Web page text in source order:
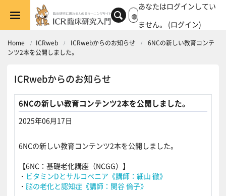
メインコンテンツへスキップする
あなたはログインしてい
ません。 (ログイン)
Home ICRweb ICRwebからのお知らせ
6NCの新しい教育コンテ
ンツ2本を公開しました。
ICRwebからのお知らせ
6NCの新しい教育コンテンツ2本を公開しました。
2025年06月17日
6NCの新しい教育コンテンツ2本を公開しました。
【6NC：基礎老化講座（NCGG）】
・ ビタミンDとサルコペニア《講師：細山 徹》
・ 脳の老化と認知症《講師：関谷 倫子》